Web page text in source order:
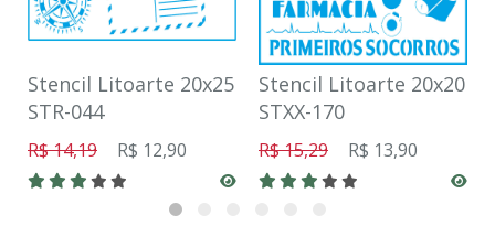
Stencil Litoarte 20x25
STR-044
R$ 14,19 R$ 12,90
Stencil Litoarte 20x20
STXX-170
R$ 15,29 R$ 13,90